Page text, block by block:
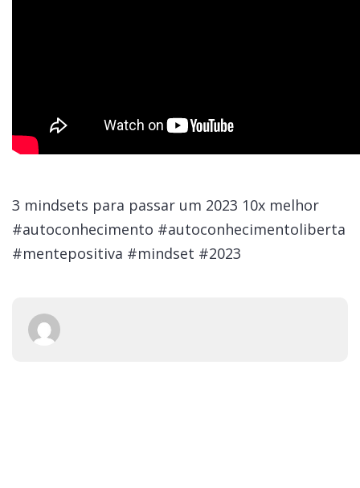
3 mindsets para passar um 2023 10x melhor
#autoconhecimento #autoconhecimentoliberta
#mentepositiva #mindset #2023